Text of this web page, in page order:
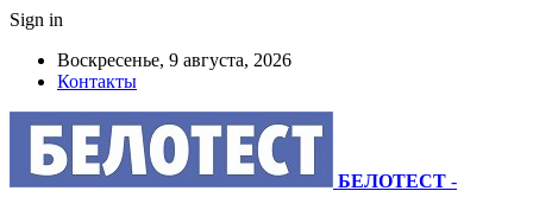
Sign in
Воскресенье, 9 августа, 2026
Контакты
БЕЛОТЕСТ -